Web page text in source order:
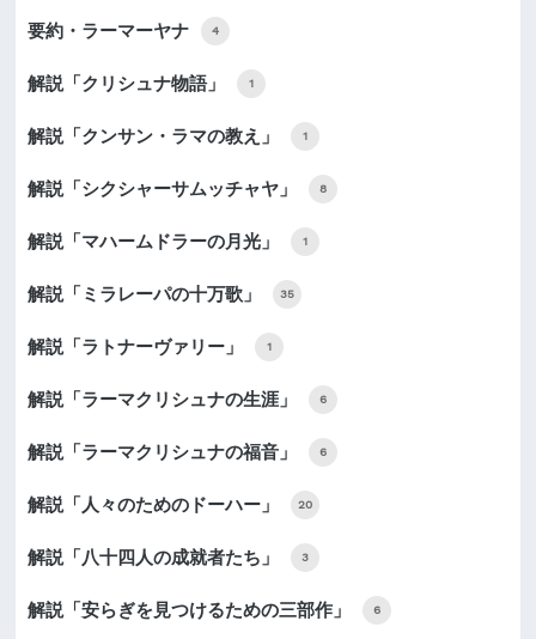
要約・ラーマーヤナ 4
解説「クリシュナ物語」 1
解説「クンサン・ラマの教え」 1
解説「シクシャーサムッチャヤ」 8
解説「マハームドラーの月光」 1
解説「ミラレーパの十万歌」 35
解説「ラトナーヴァリー」 1
解説「ラーマクリシュナの生涯」 6
解説「ラーマクリシュナの福音」 6
解説「人々のためのドーハー」 20
解説「八十四人の成就者たち」 3
解説「安らぎを見つけるための三部作」 6